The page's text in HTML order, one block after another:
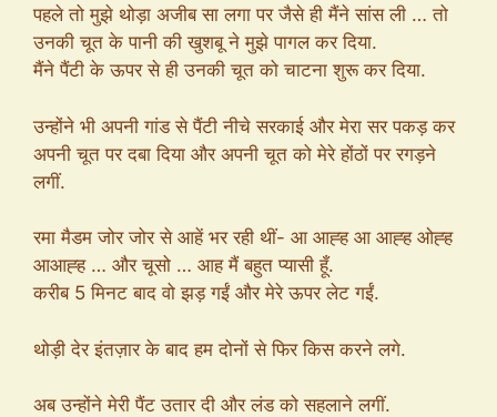
पहले तो मुझे थोड़ा अजीब सा लगा पर जैसे ही मैंने सांस ली … तो
उनकी चूत के पानी की खुशबू ने मुझे पागल कर दिया.
मैंने पैंटी के ऊपर से ही उनकी चूत को चाटना शुरू कर दिया.
उन्होंने भी अपनी गांड से पैंटी नीचे सरकाई और मेरा सर पकड़ कर
अपनी चूत पर दबा दिया और अपनी चूत को मेरे होंठों पर रगड़ने
लगीं.
रमा मैडम जोर जोर से आहें भर रही थीं- आ आह्ह आ आह्ह ओह्ह
आआह्ह … और चूसो … आह मैं बहुत प्यासी हूँ.
करीब 5 मिनट बाद वो झड़ गईं और मेरे ऊपर लेट गईं.
थोड़ी देर इंतज़ार के बाद हम दोनों से फिर किस करने लगे.
अब उन्होंने मेरी पैंट उतार दी और लंड को सहलाने लगीं.